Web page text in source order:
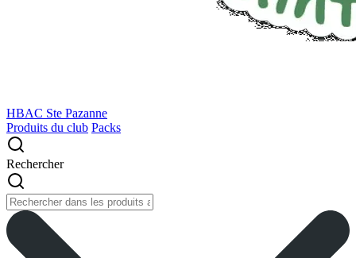
HBAC Ste Pazanne
Produits du club Packs
Rechercher